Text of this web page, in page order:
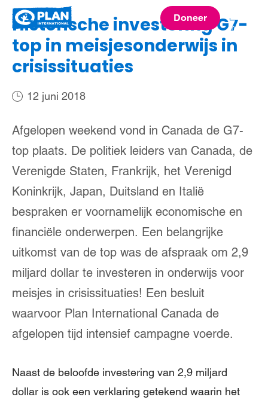
Plan
International
Doneer
menu
Historische investering G7-
top in meisjesonderwijs in
crisissituaties
12 juni 2018
Afgelopen weekend vond in Canada de G7-
top plaats. De politiek leiders van Canada, de
Verenigde Staten, Frankrijk, het Verenigd
Koninkrijk, Japan, Duitsland en Italië
bespraken er voornamelijk economische en
financiële onderwerpen. Een belangrijke
uitkomst van de top was de afspraak om 2,9
miljard dollar te investeren in onderwijs voor
meisjes in crisissituaties! Een besluit
waarvoor Plan International Canada de
afgelopen tijd intensief campagne voerde.
Naast de beloofde investering van 2,9 miljard
dollar is ook een verklaring getekend waarin het